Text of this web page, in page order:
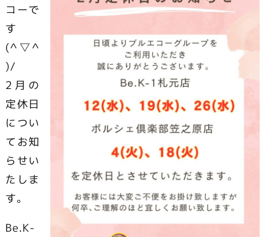
コーで
す
(^▽^
)/
2月の
定休日
につい
てお知
らせい
たしま
す。
Be.K-